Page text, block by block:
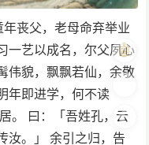
年丧父，老母命弃举业
一艺以成名，尔父夙心
伟貌，飘飘若仙，余敬
年即进学，何不读
。 曰：「吾姓孔，云
汝。」 余引之归，告
🌓
🤖